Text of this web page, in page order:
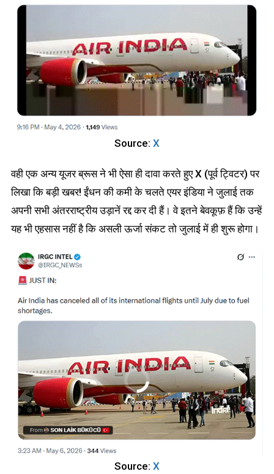
Source: X
वही एक अन्य यूजर ब्रूस ने भी ऐसा ही दावा करते हुए X (पूर्व ट्विटर) पर
लिखा कि बड़ी खबर! ईंधन की कमी के चलते एयर इंडिया ने जुलाई तक
अपनी सभी अंतरराष्ट्रीय उड़ानें रद्द कर दी हैं। वे इतने बेवकूफ़ हैं कि उन्हें
यह भी एहसास नहीं है कि असली ऊर्जा संकट तो जुलाई में ही शुरू होगा।
Source: X